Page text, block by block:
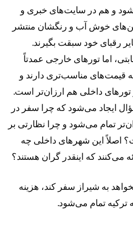
و هم در سایت‌های خبری و
خوش آب و رنگشان منتشر
رقبای خود سبقت بگیرند.
اما تور‌های خارجی عمدتاً
قیمت‌های مناسب‌تری دارند و
داخلی هم ارزان‌تر است.
ایجاد می‌شود که چرا سفر در
تمام می‌شود و چرا نظارتی بر
اصلاً این شهر‌های داخلی چه
می‌کنند که اینقدر گران هستند؟
به شیراز سفر کند، هزینه
تمام می‌شود.